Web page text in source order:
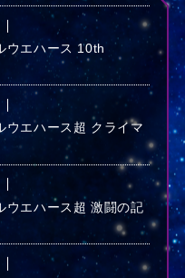
ウエハース 10th
ウエハース超 クライマ
ウエハース超 激闘の記